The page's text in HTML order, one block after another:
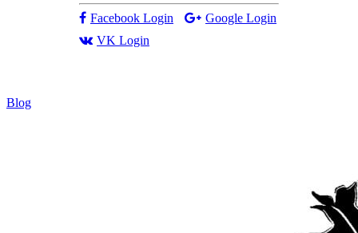
Facebook Login
Google Login
VK Login
Blog